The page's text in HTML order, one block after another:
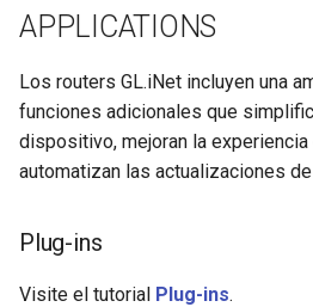
APPLICATIONS
Los routers GL.iNet incluyen una
funciones adicionales que
dispositivo, mejoran la
automatizan las actualizaciones
Plug-ins
Visite el tutorial Plug-ins.